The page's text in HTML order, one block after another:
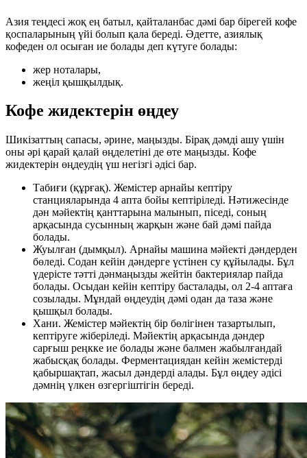
Азия теңдесі жоқ ең батыл, қайталанбас дәмі бар бірегей кофе
қоспаларының үйі болып қала береді. Әдетте, азиялық
кофеден ол осыған ие болады деп күтуге болады:
жер ноталары,
жеңіл қышқылдық.
Кофе жидектерін өңдеу
Шикізаттың сапасы, әрине, маңызды. Бірақ дәмді ашу үшін
оны әрі қарай қалай өңделетіні де өте маңызды. Кофе
жидектерін өңдеудің үш негізгі әдісі бар.
Табиғи (құрғақ). Жемістер арнайы кептіру
станцияларында 4 апта бойы кептіріледі. Нәтижесінде
дән мәйектің қанттарына малынып, піседі, соның
арқасында сусынның жарқын және бай дәмі пайда
болады.
Жуылған (дымқыл). Арнайы машина мәйекті дәндерден
бөледі. Содан кейін дәндерге үстінен су құйылады. Бұл
үдерісте тәтті дәнмаңызды жейтін бактериялар пайда
болады. Осыдан кейін кептіру басталады, ол 2-4 аптаға
созылады. Мұндай өңдеудің дәмі одан да таза және
қышқыл болады.
Хани. Жемістер мәйектің бір бөлігінен тазартылып,
кептіруге жіберіледі. Мәйектің арқасында дәндер
сарғыш реңкке ие болады және балмен жабылғандай
жабысқақ болады. Ферментациядан кейін жемістерді
қабыршақтап, жасыл дәндерді алады. Бұл өңдеу әдісі
дәмнің үлкен өзгергіштігін береді.